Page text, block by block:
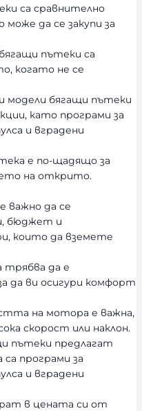
са сравнително
да се закупи за
пътеки са
когато не се
модели бягащи пътеки
като програми за
и вградени
е по-щадящо за
на открито.
важно да се
бюджет и
които да вземете
да е
да ви осигури комфорт
на мотора е важна,
скорост или наклон.
пътеки предлагат
програми за
и вградени
в цената си от